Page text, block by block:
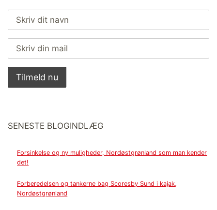
SENESTE BLOGINDLÆG
Forsinkelse og ny muligheder, Nordøstgrønland som man kender
det!
Forberedelsen og tankerne bag Scoresby Sund i kajak,
Nordøstgrønland